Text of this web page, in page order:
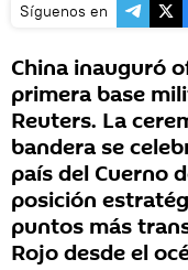
Síguenos en
China inauguró
primera base
Reuters. La
bandera se
país del Cuerno
posición
puntos más
Rojo desde el